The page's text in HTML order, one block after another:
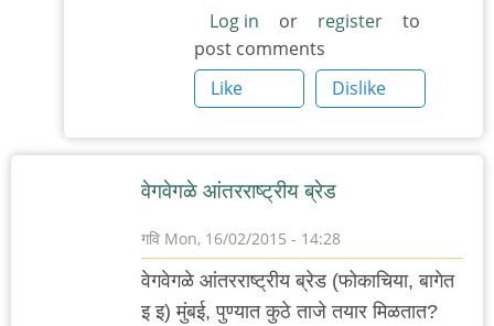
by
'न'वी
बाजू
Log in or register
to
post comments
Like
Dislike
वेगवेगळे आंतरराष्ट्रीय ब्रेड
गवि Mon, 16/02/2015 - 14:28
वेगवेगळे आंतरराष्ट्रीय ब्रेड (फोकाचिया, बागेत
इ इ) मुंबई, पुण्यात कुठे ताजे तयार मिळतात?